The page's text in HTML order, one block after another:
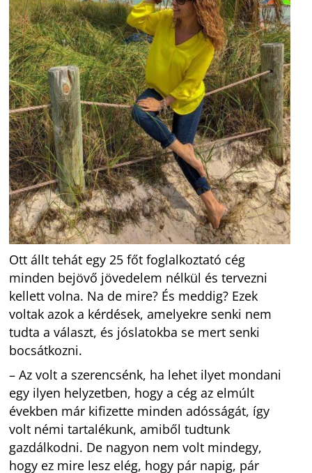
Ott állt tehát egy 25 főt foglalkoztató cég
minden bejövő jövedelem nélkül és tervezni
kellett volna. Na de mire? És meddig? Ezek
voltak azok a kérdések, amelyekre senki nem
tudta a választ, és jóslatokba se mert senki
bocsátkozni.
– Az volt a szerencsénk, ha lehet ilyet mondani
egy ilyen helyzetben, hogy a cég az elmúlt
években már kifizette minden adósságát, így
volt némi tartalékunk, amiből tudtunk
gazdálkodni. De nagyon nem volt mindegy,
hogy ez mire lesz elég, hogy pár napig, pár